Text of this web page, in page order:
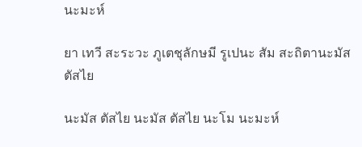
นะมะห์
ยา เทวี สะระวะ ภูเตชุลักษมี รูเปนะ สัม สะถิตานะมัส
ตัสไย
นะมัส ตัสไย นะมัส ตัสไย นะโม นะมะห์